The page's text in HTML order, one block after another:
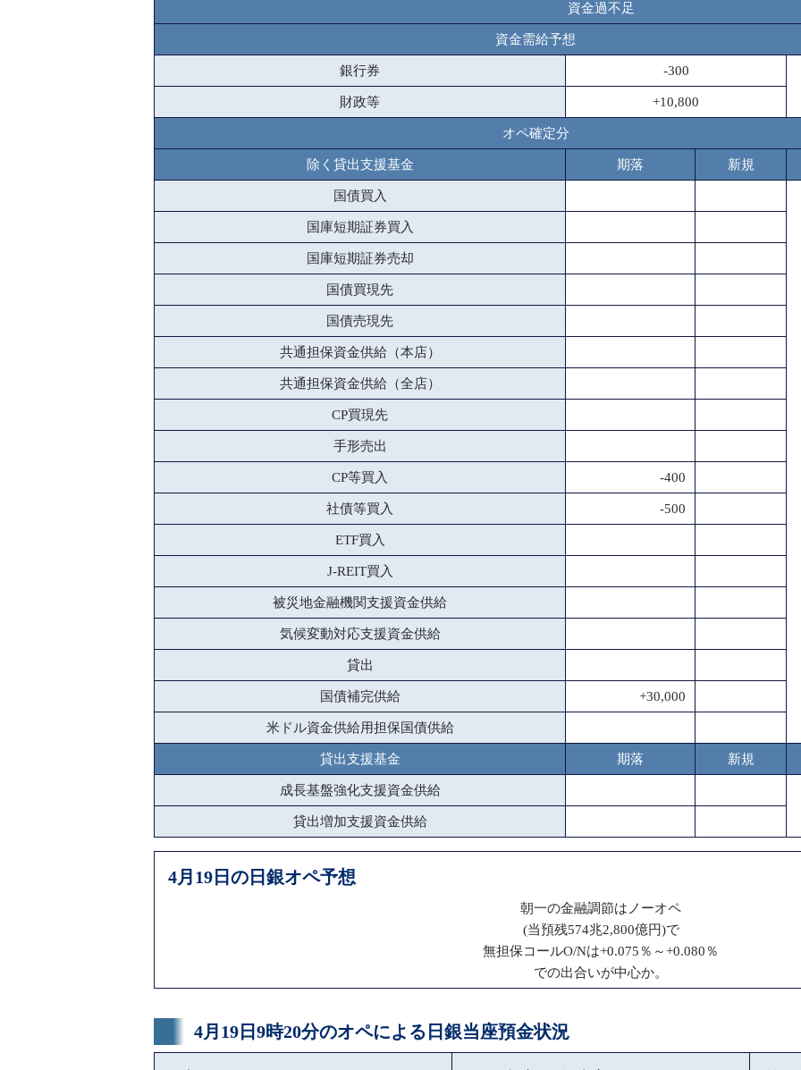
資金過不足
資金需給予想
銀行券 -300
財政等 +10,800
オペ確定分
除く貸出支援基金 期落 新規
国債買入
国庫短期証券買入
国庫短期証券売却
国債買現先
国債売現先
共通担保資金供給（本店）
共通担保資金供給（全店）
CP買現先
手形売出
CP等買入 -400
社債等買入 -500
ETF買入
J-REIT買入
被災地金融機関支援資金供給
気候変動対応支援資金供給
貸出
国債補完供給 +30,000
米ドル資金供給用担保国債供給
貸出支援基金 期落 新規
成長基盤強化支援資金供給
貸出増加支援資金供給
4月19日の日銀オペ予想
朝一の金融調節はノーオペ
(当預残574兆2,800億円)で
無担保コールO/Nは+0.075％～+0.080％
での出合いが中心か。
4月19日9時20分のオペによる日銀当座預金状況